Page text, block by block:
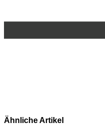
Ähnliche Artikel